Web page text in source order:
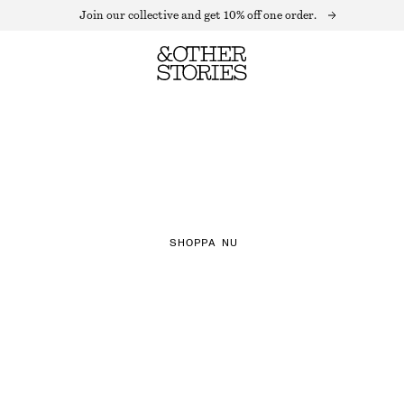
Join our collective and get 10% off one order.
SHOPPA NU